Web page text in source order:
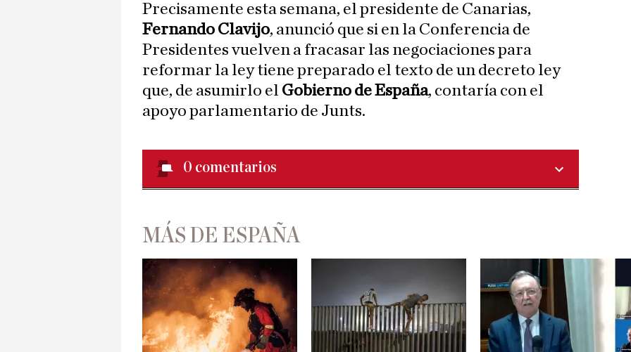
Precisamente esta semana, el presidente de Canarias,
Fernando Clavijo, anunció que si en la Conferencia de
Presidentes vuelven a fracasar las negociaciones para
reformar la ley tiene preparado el texto de un decreto ley
que, de asumirlo el Gobierno de España, contaría con el
apoyo parlamentario de Junts.
0 comentarios
MÁS DE ESPAÑA